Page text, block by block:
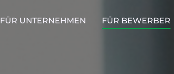
FÜR UNTERNEHMEN FÜR BEWERBER